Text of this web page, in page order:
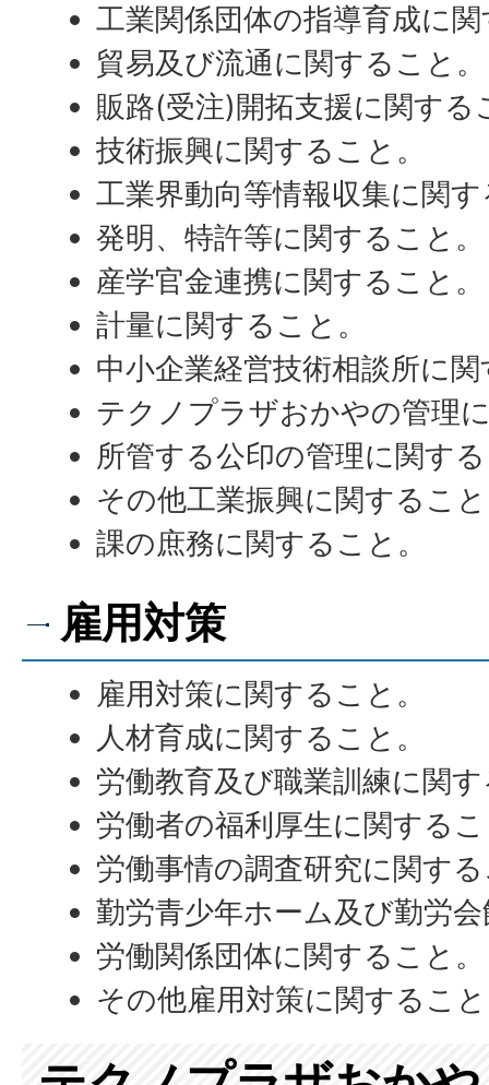
工業関係団体の指導育成に
貿易及び流通に関すること。
販路(受注)開拓支援に関する
技術振興に関すること。
工業界動向等情報収集に関
発明、特許等に関すること。
産学官金連携に関すること。
計量に関すること。
中小企業経営技術相談所に
テクノプラザおかやの管理
所管する公印の管理に関す
その他工業振興に関するこ
課の庶務に関すること。
雇用対策
雇用対策に関すること。
人材育成に関すること。
労働教育及び職業訓練に関
労働者の福利厚生に関する
労働事情の調査研究に関す
勤労青少年ホーム及び勤労
労働関係団体に関すること。
その他雇用対策に関するこ